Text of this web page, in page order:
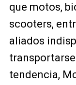
que motos,
scooters,
aliados
tendencia,